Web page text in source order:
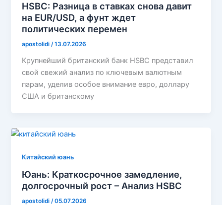
HSBC: Разница в ставках снова давит
на EUR/USD, а фунт ждет
политических перемен
apostolidi/13.07.2026
Крупнейший британский банк HSBC представил
свой свежий анализ по ключевым валютным
парам, уделив особое внимание евро, доллару
США и британскому
Китайский юань
Юань: Краткосрочное замедление,
долгосрочный рост – Анализ HSBC
apostolidi /05.07.2026